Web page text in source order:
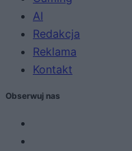
AI
Redakcja
Reklama
Kontakt
Obserwuj nas